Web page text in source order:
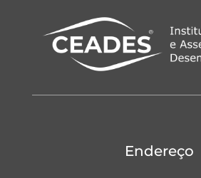
Endereço